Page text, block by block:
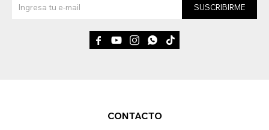
CONTACTO
SUSCRIBIRME
    